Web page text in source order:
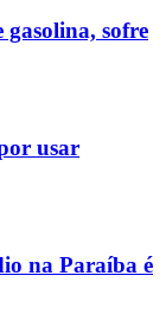
gasolina, sofre
usar
na Paraíba é